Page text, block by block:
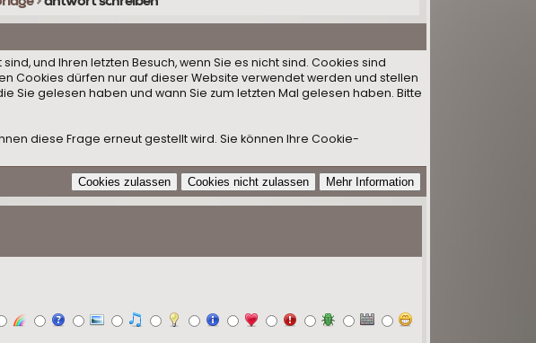
und Ihren letzten Besuch, wenn Sie es nicht sind. Cookies sind
Cookies dürfen nur auf dieser Website verwendet werden und stellen
Sie gelesen haben und wann Sie zum letzten Mal gelesen haben. Bitte
diese Frage erneut gestellt wird. Sie können Ihre Cookie-